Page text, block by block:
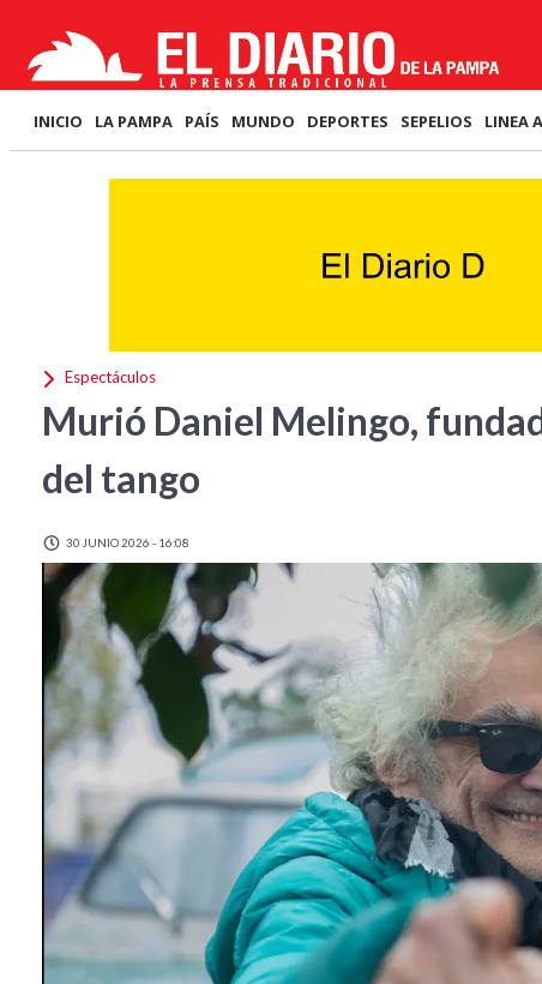
INICIO LA PAMPA PAÍS MUNDO DEPORTES SEPELIOS LINEA
Espectáculos
Murió Daniel Melingo,
del tango
30 JUNIO 2026 - 16:08